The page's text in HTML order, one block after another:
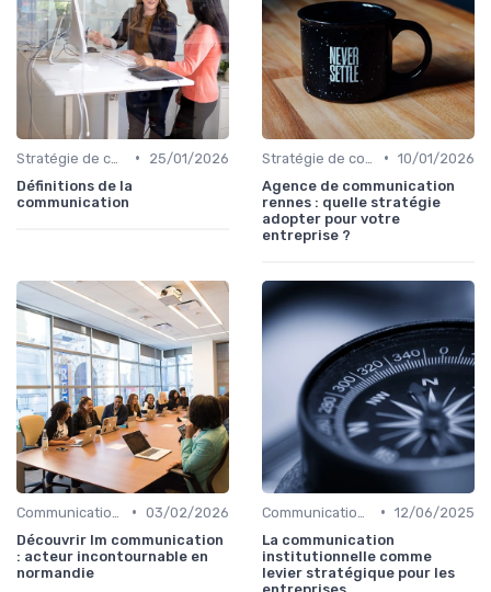
•
25/01/2026
Définitions de la
communication
• 10/01/2026
Agence de communication
rennes : quelle stratégie
adopter pour votre
entreprise ?
• 03/02/2026
Découvrir lm communication
: acteur incontournable en
normandie
• 12/06/2025
La communication
institutionnelle comme
levier stratégique pour les